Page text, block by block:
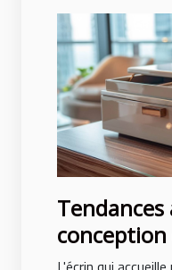
conception
bijoux